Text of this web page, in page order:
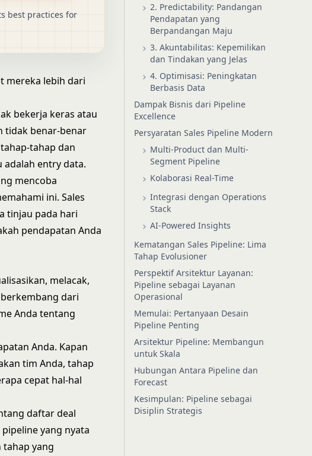
best practices for
mereka lebih dari
bekerja keras atau
tidak benar-benar
tahap dan
adalah entry data.
mencoba
ini. Sales
tinjau pada hari
pendapatan Anda
melacak,
dari
Anda tentang
Anda. Kapan
tim Anda, tahap
cepat hal-hal
daftar deal
yang nyata
yang
2. Predictability: Pandangan
Pendapatan yang
Berpandangan Maju
3. Akuntabilitas: Kepemilikan
dan Tindakan yang Jelas
4. Optimisasi: Peningkatan
Berbasis Data
Dampak Bisnis dari Pipeline
Excellence
Persyaratan Sales Pipeline Modern
Multi-Product dan Multi-
Segment Pipeline
Kolaborasi Real-Time
Integrasi dengan Operations
Stack
AI-Powered Insights
Kematangan Sales Pipeline: Lima
Tahap Evolusioner
Perspektif Arsitektur Layanan:
Pipeline sebagai Layanan
Operasional
Memulai: Pertanyaan Desain
Pipeline Penting
Arsitektur Pipeline: Membangun
untuk Skala
Hubungan Antara Pipeline dan
Forecast
Kesimpulan: Pipeline sebagai
Disiplin Strategis